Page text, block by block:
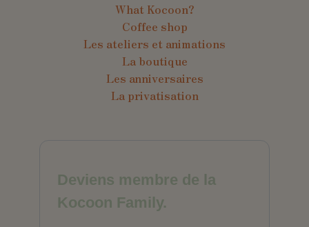
What Kocoon?
Coffee shop
Les ateliers et animations
La boutique
Les anniversaires
La privatisation
Deviens membre de la
Kocoon Family.